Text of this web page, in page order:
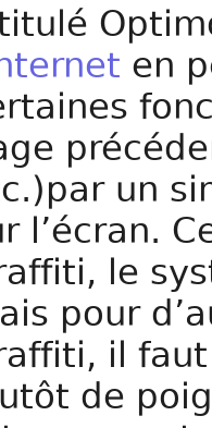
en
un
l’écran.
le
pour
il
de